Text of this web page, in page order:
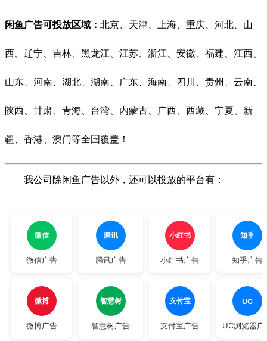
闲鱼广告可投放区域： 北京、天津、上海、重庆、河北、山
西、辽宁、吉林、黑龙江、江苏、浙江、安徽、福建、江西、
山东、河南、湖北、湖南、广东、海南、四川、贵州、云南、
陕西、甘肃、青海、台湾、内蒙古、广西、西藏、宁夏、新
疆、香港、澳门等全国覆盖！
我公司除闲鱼广告以外，还可以投放的平台有：
微信
微信广告
腾讯
腾讯广告
小红书
小红书广告
知乎
知乎广告
微博
微博广告
智慧树
智慧树广告
支付宝
支付宝广告
UC
UC浏览器广